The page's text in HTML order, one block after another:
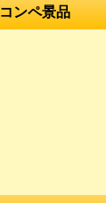
ンペ景品